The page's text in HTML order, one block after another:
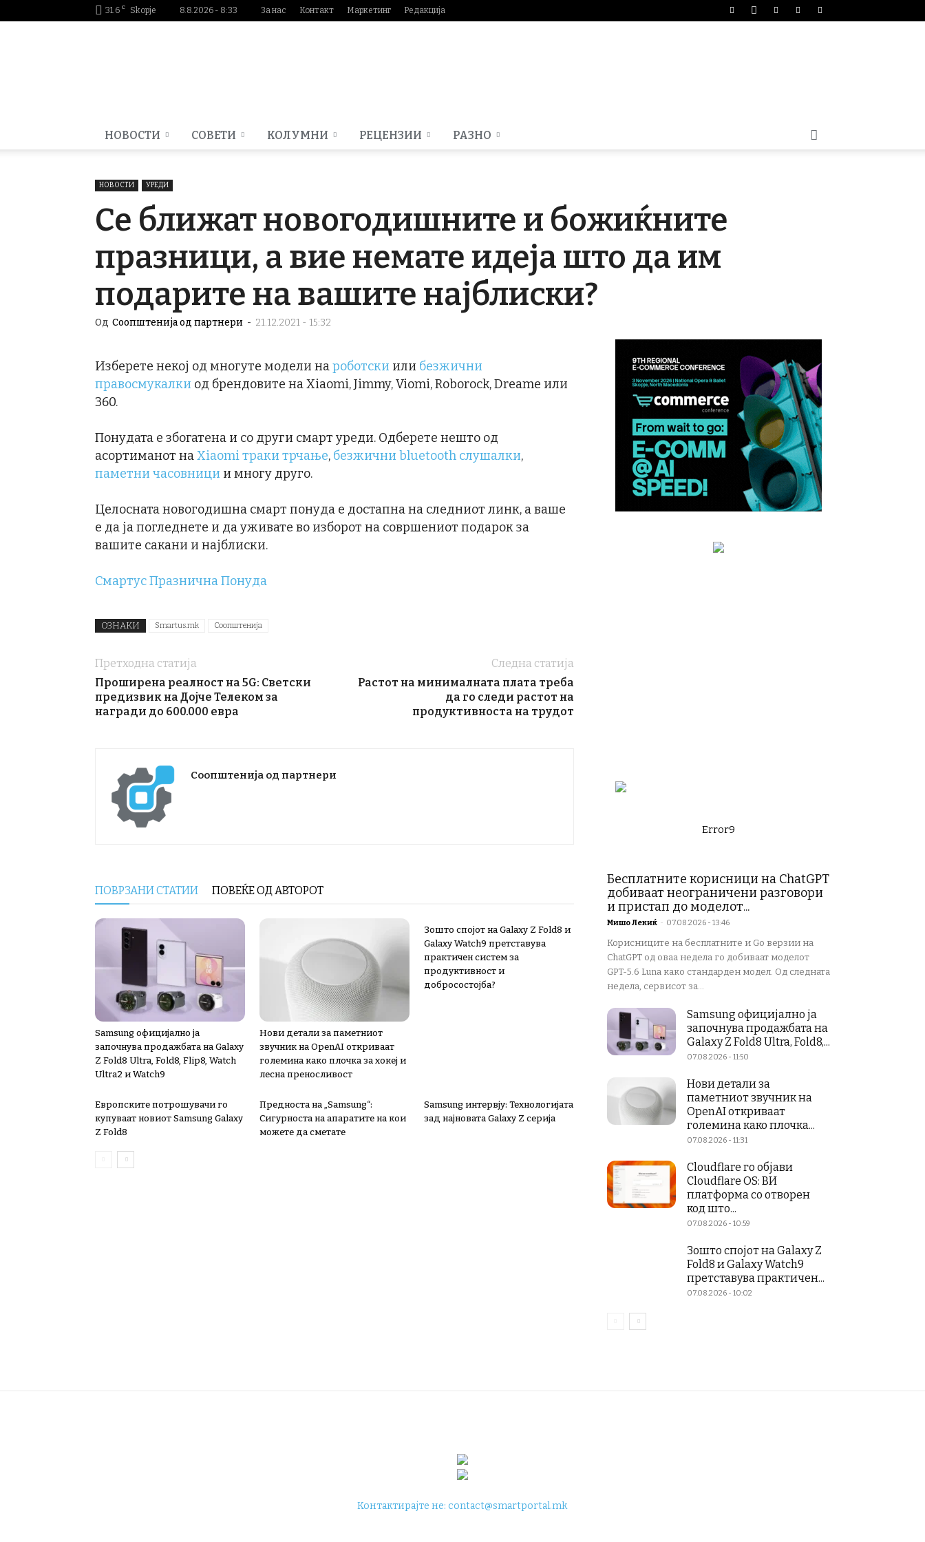
31.6 C Skopje 8.8.2026 - 8:33 За нас Контакт Маркетинг Редакција
НОВОСТИ СОВЕТИ КОЛУМНИ РЕЦЕНЗИИ РАЗНО
НОВОСТИ УРЕДИ
Се ближат новогодишните и божиќните
празници, а вие немате идеја што да им
подарите на вашите најблиски?
Од Соопштенија од партнери - 21.12.2021 - 15:32
Изберете некој од многуте модели нароботски или безжични
правосмукалки од брендовите на Xiaomi, Jimmy, Viomi, Roborock, Dreame или
360.
Понудата е збогатена и со други смарт уреди. Одберете нешто од
асортиманот наXiaomi траки трчање, безжични bluetooth слушалки,
паметни часовници и многу друго.
Целосната новогодишна смарт понуда е достапна на следниот линк, а ваше
е да ја погледнете и да уживате во изборот на совршениот подарок за
вашите сакани и најблиски.
Смартус Празнична Понуда
ОЗНАКИ Smartus.mk Соопштенија
Претходна статија
Проширена реалност на 5G: Светски
предизвик на Дојче Телеком за
награди до 600.000 евра
Следна статија
Растот на минималната плата треба
да го следи растот на
продуктивноста на трудот
Соопштенија од партнери
ПОВРЗАНИ СТАТИИ ПОВЕЌЕ ОД АВТОРОТ
Samsung официјално ја
започнува продажбата на Galaxy
Z Fold8 Ultra, Fold8, Flip8, Watch
Ultra2 и Watch9
Нови детали за паметниот
звучник на OpenAI откриваат
големина како плочка за хокеј и
лесна преносливост
Зошто спојот на Galaxy Z Fold8 и
Galaxy Watch9 претставува
практичен систем за
продуктивност и
добросостојба?
Европските потрошувачи го
купуваат новиот Samsung Galaxy
Z Fold8
Предноста на „Samsung“:
Сигурноста на апаратите на кои
можете да сметате
Samsung интервју: Технологијата
зад најновата Galaxy Z серија
Error9
Бесплатните корисници на ChatGPT
добиваат неограничени разговори
и пристап до моделот...
Мишо Лекиќ - 07.08.2026 - 13:46
Корисниците на бесплатните и Go верзии на
ChatGPT од оваа недела го добиваат моделот
GPT-5.6 Luna како стандарден модел. Од следната
недела, сервисот за...
Samsung официјално ја
започнува продажбата на
Galaxy Z Fold8 Ultra, Fold8,...
07.08.2026 - 11:50
Нови детали за
паметниот звучник на
OpenAI откриваат
големина како плочка...
07.08.2026 - 11:31
Cloudflare го објави
Cloudflare OS: ВИ
платформа со отворен
код што...
07.08.2026 - 10:59
Зошто спојот на Galaxy Z
Fold8 и Galaxy Watch9
претставува практичен...
07.08.2026 - 10:02
Контактирајте не:contact@smartportal.mk